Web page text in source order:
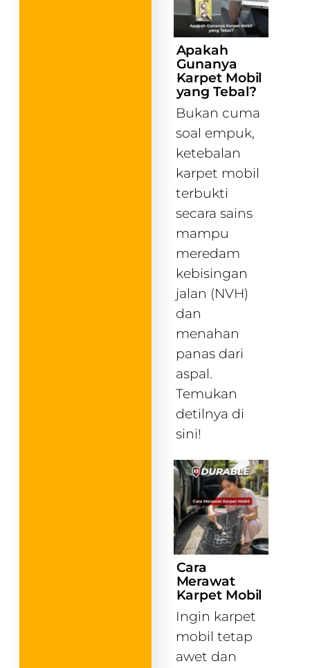
Apakah
Gunanya
Karpet Mobil
yang Tebal?
Bukan cuma
soal empuk,
ketebalan
karpet mobil
terbukti
secara sains
mampu
meredam
kebisingan
jalan (NVH)
dan
menahan
panas dari
aspal.
Temukan
detilnya di
sini!
Cara
Merawat
Karpet Mobil
Ingin karpet
mobil tetap
awet dan